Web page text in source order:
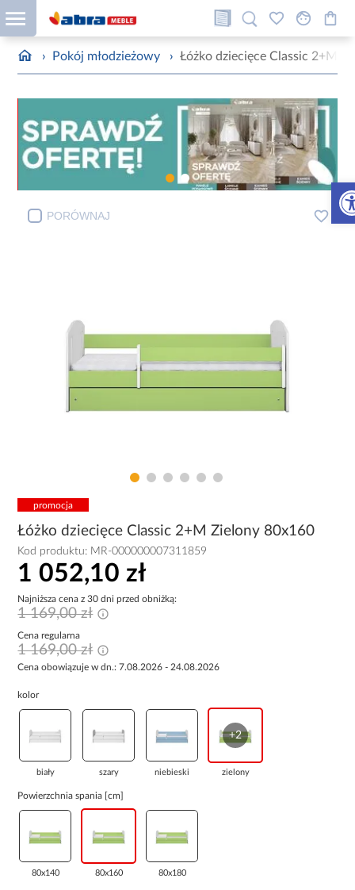
› Pokój młodzieżowy › Łóżko dziecięce Classic 2+M
PORÓWNAJ
promocja
Łóżko dziecięce Classic 2+M Zielony 80x160
Kod produktu: MR-000000007311859
1 052,10 zł
Najniższa cena z 30 dni przed obniżką:
1 169,00 zł
Cena regularna
1 169,00 zł
Cena obowiązuje w dn.: 7.08.2026 - 24.08.2026
kolor
biały szary niebieski
+2
zielony
Powierzchnia spania [cm]
80x140 80x160 80x180